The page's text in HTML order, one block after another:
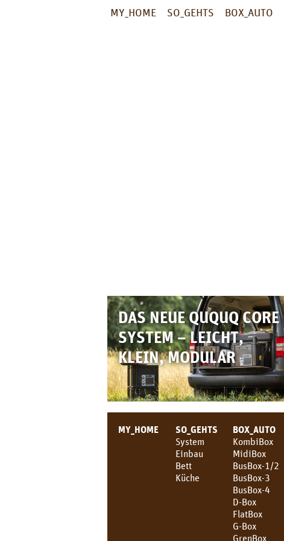
MY_HOME SO_GEHTS BOX_AUTO
DAS NEUE QUQUQ CORE
SYSTEM – LEICHT,
KLEIN, MODULAR
MY_HOME
SO_GEHTS
System
Einbau
Bett
Küche
BOX_AUTO
KombiBox
MidiBox
BusBox-1/2
BusBox-3
BusBox-4
D-Box
FlatBox
G-Box
GrenBox